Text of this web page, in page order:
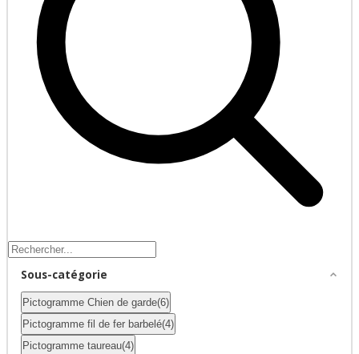
Sous-catégorie
Pictogramme Chien de garde(6)
Pictogramme fil de fer barbelé(4)
Pictogramme taureau(4)